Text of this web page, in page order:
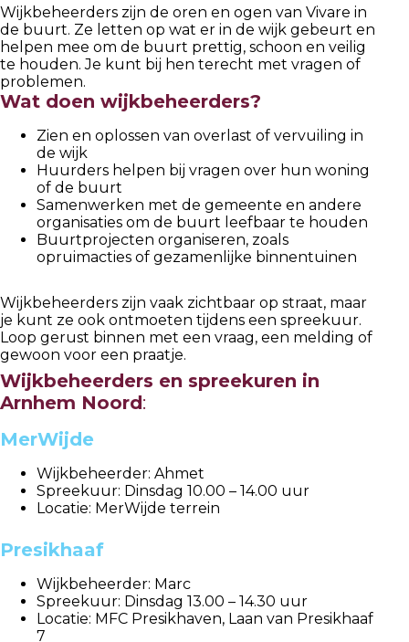
Wijkbeheerders zijn de oren en ogen van Vivare in
de buurt. Ze letten op wat er in de wijk gebeurt en
helpen mee om de buurt prettig, schoon en veilig
te houden. Je kunt bij hen terecht met vragen of
problemen.
Wat doen wijkbeheerders?
Zien en oplossen van overlast of vervuiling in
de wijk
Huurders helpen bij vragen over hun woning
of de buurt
Samenwerken met de gemeente en andere
organisaties om de buurt leefbaar te houden
Buurtprojecten organiseren, zoals
opruimacties of gezamenlijke binnentuinen
Wijkbeheerders zijn vaak zichtbaar op straat, maar
je kunt ze ook ontmoeten tijdens een spreekuur.
Loop gerust binnen met een vraag, een melding of
gewoon voor een praatje.
Wijkbeheerders en spreekuren in
Arnhem Noord:
MerWijde
Wijkbeheerder: Ahmet
Spreekuur: Dinsdag 10.00 – 14.00 uur
Locatie: MerWijde terrein
Presikhaaf
Wijkbeheerder: Marc
Spreekuur: Dinsdag 13.00 – 14.30 uur
Locatie: MFC Presikhaven, Laan van Presikhaaf
7